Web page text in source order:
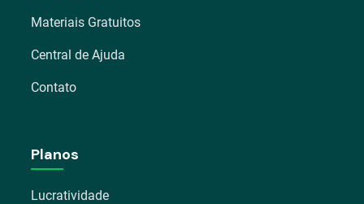
Materiais Gratuitos
Central de Ajuda
Contato
Planos
Lucratividade